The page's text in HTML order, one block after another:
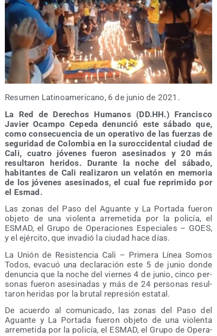
Resu­men Lati­no­ame­ri­cano, 6 de junio de 2021.
La Red de Dere­chos Huma­nos (DD.HH.) Fran­cis­co
Javier Ocam­po Cepe­da denun­ció este sába­do que,
como con­se­cuen­cia de un ope­ra­ti­vo de las fuer­zas de
segu­ri­dad de Colom­bia en la suroc­ci­den­tal ciu­dad de
Cali, cua­tro jóve­nes fue­ron ase­si­na­dos y 20 más
resul­ta­ron heri­dos. Duran­te la noche del sába­do,
habi­tan­tes de Cali rea­li­za­ron un vela­tón en memo­ria
de los jóve­nes ase­si­na­dos, el cual fue repri­mi­do por
el Esmad.
Las zonas del Paso del Aguan­te y La Por­ta­da fue­ron
obje­to de una vio­len­ta arre­me­ti­da por la poli­cía, el
ESMAD, el Gru­po de Ope­ra­cio­nes Espe­cia­les – GOES,
y el ejér­ci­to, que inva­dió la ciu­dad hace días.
La Unión de Resis­ten­cia Cali – Pri­me­ra Línea Somos
Todos, eva­cuó una decla­ra­ción este 5 de junio don­de
denun­cia que la noche del vier­nes 4 de junio, cin­co per­
so­nas fue­ron ase­si­na­das y más de 24 per­so­nas resul­
ta­ron heri­das por la bru­tal repre­sión estatal.
De acuer­do al comu­ni­ca­do, las zonas del Paso del
Aguan­te y La Por­ta­da fue­ron obje­to de una vio­len­ta
arre­me­ti­da por la poli­cía, el ESMAD, el Gru­po de Ope­ra­